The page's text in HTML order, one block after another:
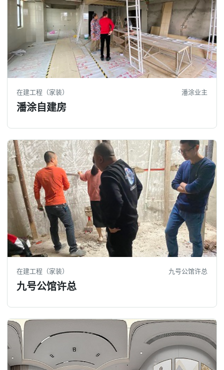
在建工程（家装） 潘涂业主
潘涂自建房
在建工程（家装） 九号公馆许总
九号公馆许总